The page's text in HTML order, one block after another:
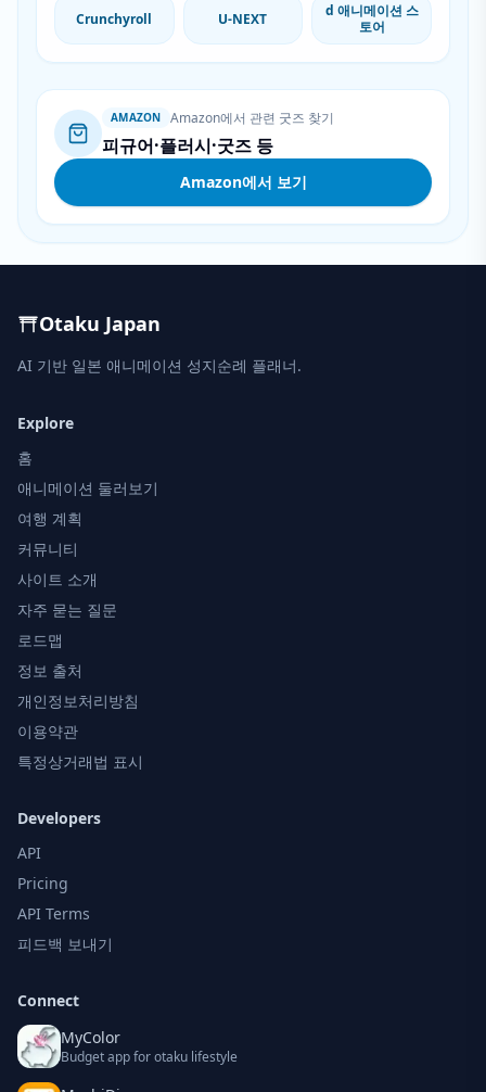
Crunchyroll U-NEXT
d 애니메이션 스
토어
AMAZON Amazon에서 관련 굿즈 찾기
피규어·플러시·굿즈 등
Amazon에서 보기
Otaku Japan
AI 기반 일본 애니메이션 성지순례 플래너.
Explore
홈
애니메이션 둘러보기
여행 계획
커뮤니티
사이트 소개
자주 묻는 질문
로드맵
정보 출처
개인정보처리방침
이용약관
특정상거래법 표시
Developers
API
Pricing
API Terms
피드백 보내기
Connect
MyColor
Budget app for otaku lifestyle